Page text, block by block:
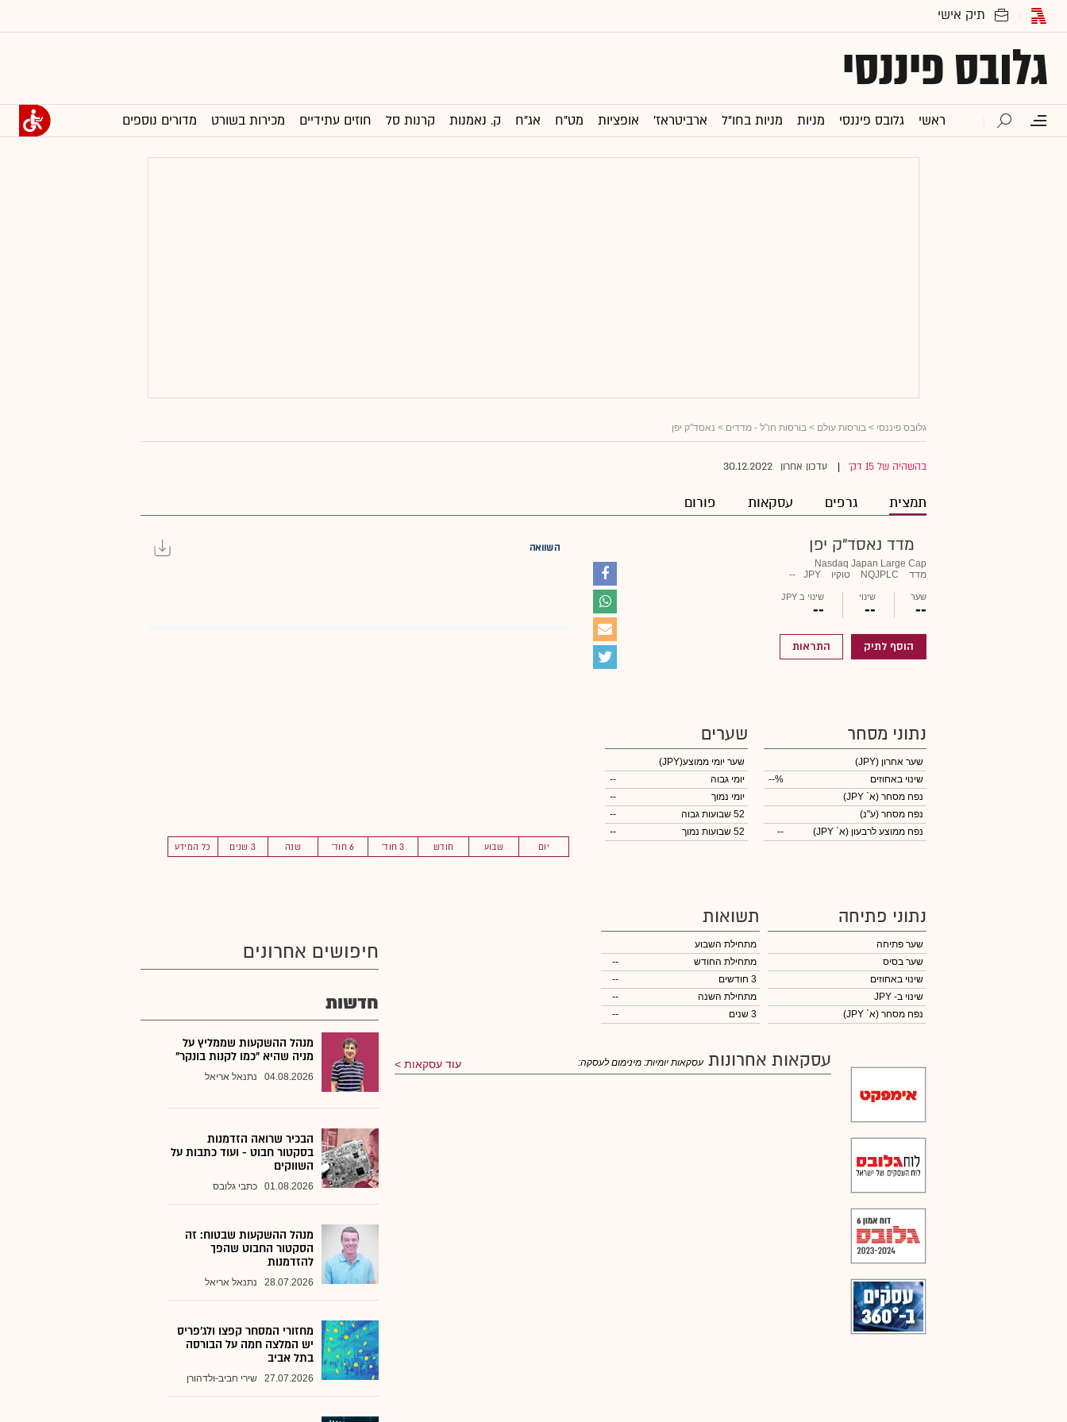
גלובס פיננסי
ראשי גלובס פיננסי מניות מניות בחו"ל ארביטראז' אופציות מט"ח אג"ח ק. נאמנות קרנות סל חוזים עתידיים מכירות בשורט מדורים נוספים
גלובס פיננסי > בורסות עולם > בורסות חו"ל - מדדים > נאסד"ק יפן
בהשהיה של 15 דק' עדכון אחרון 30.12.2022
תמצית גרפים עסקאות פורום
מדד נאסד"ק יפן
Nasdaq Japan Large Cap
מדד
NQJPLC טוקיו JPY
--
שער
--
שינוי
--
שינוי ב JPY
--
הוסף לתיק התראות
השוואה
יום שבוע חודש 3 חוד' 6 חוד' שנה 3 שנים כל המידע
נתוני מסחר
שער אחרון (JPY)
שינוי באחוזים
--%
נפח מסחר (א` JPY)
נפח מסחר (ע"נ)
נפח ממוצע לרבעון (א` JPY)
--
שערים
שער יומי ממוצע(JPY)
יומי גבוה
--
יומי נמוך
--
52 שבועות גבוה
--
52 שבועות נמוך
--
נתוני פתיחה
שער פתיחה
שער בסיס
שינוי באחוזים
שינוי ב- JPY
נפח מסחר (א` JPY)
תשואות
מתחילת השבוע
מתחילת החודש
--
3 חודשים
--
מתחילת השנה
--
3 שנים
--
עסקאות אחרונות עוד עסקאות עסקאות יומיות: מינימום לעסקה:
חיפושים אחרונים
חדשות
מנהל ההשקעות שממליץ על
מניה שהיא "כמו לקנות בונקר"
04.08.2026 נתנאל אריאל
הבכיר שרואה הזדמנות
בסקטור חבוט - ועוד כתבות על
השווקים
01.08.2026 כתבי גלובס
מנהל ההשקעות שבטוח: זה
הסקטור החבוט שהפך
להזדמנות
28.07.2026 נתנאל אריאל
מחזורי המסחר קפצו ולג'פריס
יש המלצה חמה על הבורסה
בתל אביב
27.07.2026 שירי חביב-ולדהורן